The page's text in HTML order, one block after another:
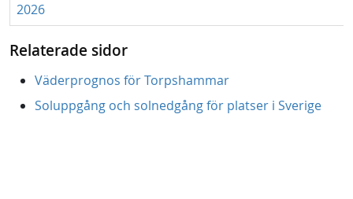
2026
Relaterade sidor
Väderprognos för Torpshammar
Soluppgång och solnedgång för platser i Sverige